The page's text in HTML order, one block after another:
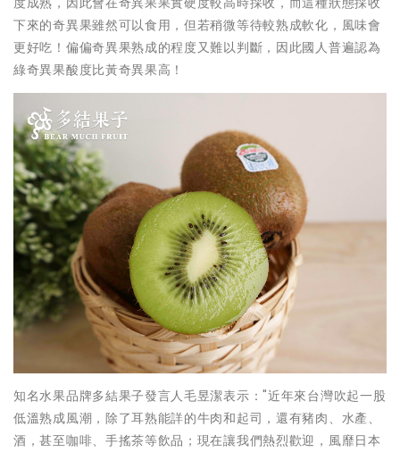
下來的奇異果雖然可以食用，但若稍微等待較熟成軟化，風味會
更好吃！偏偏奇異果熟成的程度又難以判斷，因此國人普遍認為
綠奇異果酸度比黃奇異果高！
知名水果品牌多結果子發言人毛昱潔表示："近年來台灣吹起一股
低溫熟成風潮，除了耳熟能詳的牛肉和起司，還有豬肉、水產、
酒，甚至咖啡、手搖茶等飲品；現在讓我們熱烈歡迎，風靡日本